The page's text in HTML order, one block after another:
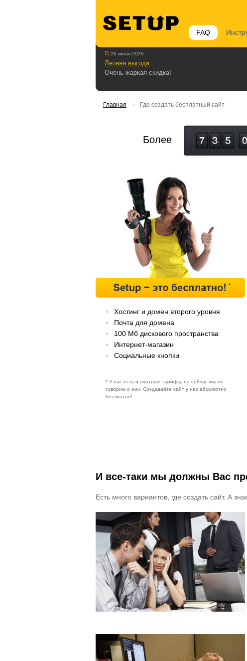
FAQ
26 июня 2026
Летняя выгода
Очень жаркая скидка!
Главная Где создать бесплатный сайт
Более
Хостинг и домен второго уровня
Почта для домена
100 Мб дискового пространства
Интернет-магазин
Социальные кнопки
* У нас есть и платные тарифы, но сейчас мы не
говорим о них. Создавайте сайт у нас абсолютно
бесплатно!
И все-таки мы должны Вас
Есть много вариантов, где создать сайт. А